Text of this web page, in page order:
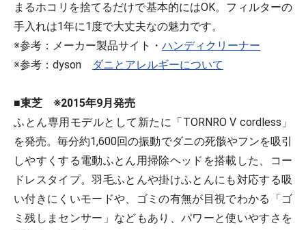
まるホコリを捨てるだけで基本的にはOK。フィルターの
手入れは1年に1度で大丈夫なの魅力です。
※参考：メーカー製品サイト・ ハンディクリーナー
※参考：dyson
ダニとアレルギーについて
■東芝 ※2015年9月発売
ふとん専用モデルとして新たに「TORNRO V cordless」
を発売。毎分約1,600回の振動でダニの死骸やフンを吸引
しやすくする電動ふとん用掃除ヘッドを搭載した、コー
ドレスタイプ。羽毛ふとんや掛けふとんにも対応する吸
い付きにくいモードや、ゴミの有無が目視でわかる「ゴ
ミ残しまセンサー」などもあり、パワーと使いやすさを